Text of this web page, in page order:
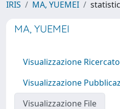
IRIS MA, YUEMEI
MA, YUEMEI
Visualizzazione
Visualizzazione
Visualizzazione File